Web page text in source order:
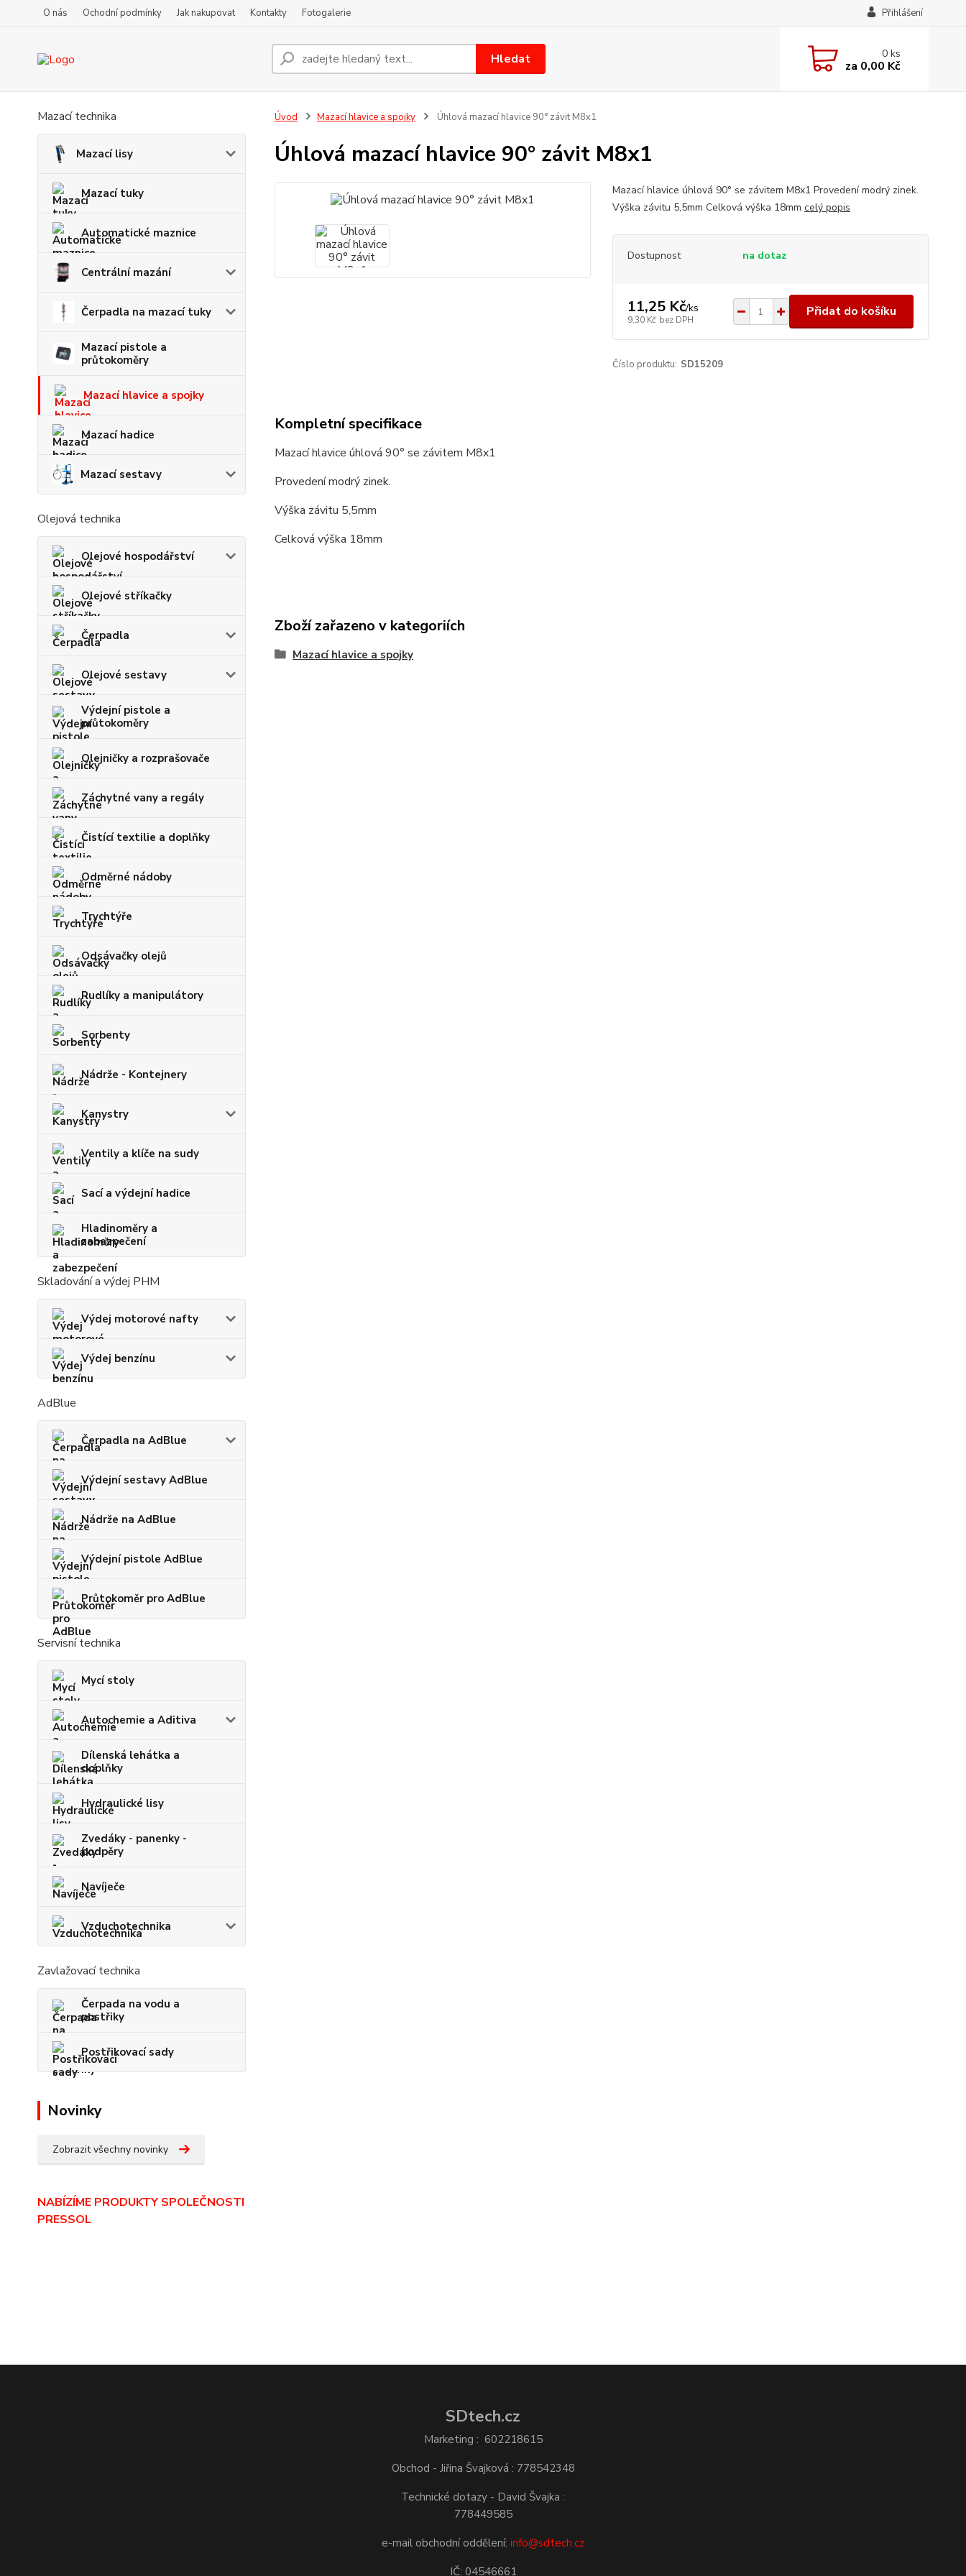
O nás Ochodní podmínky Jak nakupovat Kontakty Fotogalerie Přihlášení
Hledat 0ks
za 0,00 Kč
Mazací technika
Mazací lisy
Mazací tuky
Automatické maznice
Centrální mazání
Čerpadla na mazací tuky
Mazací pistole a
průtokoměry
Mazací hlavice a spojky
Mazací hadice
Mazací sestavy
Olejová technika
Olejové hospodářství
Olejové stříkačky
Čerpadla
Olejové sestavy
Výdejní pistole a
průtokoměry
Olejničky a rozprašovače
Záchytné vany a regály
Čistící textilie a doplňky
Odměrné nádoby
Trychtýře
Odsávačky olejů
Rudlíky a manipulátory
Sorbenty
Nádrže - Kontejnery
Kanystry
Ventily a klíče na sudy
Sací a výdejní hadice
Hladinoměry a
zabezpečení
Skladování a výdej PHM
Výdej motorové nafty
Výdej benzínu
AdBlue
Čerpadla na AdBlue
Výdejní sestavy AdBlue
Nádrže na AdBlue
Výdejní pistole AdBlue
Průtokoměr pro AdBlue
Servisní technika
Mycí stoly
Autochemie a Aditiva
Dílenská lehátka a
doplňky
Hydraulické lisy
Zvedáky - panenky -
podpěry
Navíječe
Vzduchotechnika
Zavlažovací technika
Čerpada na vodu a
postřiky
Postřikovací sady
Novinky
Zobrazit všechny novinky
NABÍZÍME PRODUKTY SPOLEČNOSTI
PRESSOL
Úvod Mazací hlavice a spojky Úhlová mazací hlavice 90° závit M8x1
Úhlová mazací hlavice 90° závit M8x1
Mazací hlavice úhlová 90° se závitem M8x1 Provedení modrý zinek.
Výška závitu 5,5mm Celková výška 18mm celý popis
Dostupnost na dotaz
11,25 Kč/ks
9,30 Kč bez DPH
Přidat do košíku
Číslo produktu: SD15209
Kompletní specifikace
Mazací hlavice úhlová 90° se závitem M8x1
Provedení modrý zinek.
Výška závitu 5,5mm
Celková výška 18mm
Zboží zařazeno v kategoriích
Mazací hlavice a spojky
SDtech.cz
Marketing : 602218615
Obchod - Jiřina Švajková : 778542348
Technické dotazy - David Švajka :
778449585
e-mail obchodní oddělení: info@sdtech.cz
IČ: 04546661